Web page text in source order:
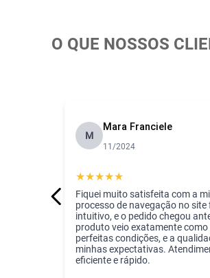
O QUE NOSSOS
M
Mara Franciele
11/2024
★★★★★
Fiquei muito satisfeita com a
processo de navegação no
intuitivo, e o pedido chegou
produto veio exatamente como
perfeitas condições, e a
minhas expectativas.
eficiente e rápido.